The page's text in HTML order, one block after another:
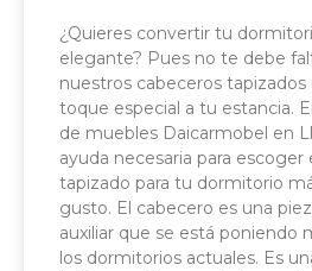
¿Quieres convertir tu
elegante? Pues no te debe
nuestros cabeceros tapizados
toque especial a tu estancia.
de muebles Daicarmobel en
ayuda necesaria para escoger
tapizado para tu dormitorio
gusto. El cabecero es una
auxiliar que se está poniendo
los dormitorios actuales. Es